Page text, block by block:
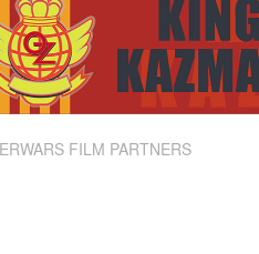
FILM PARTNERS